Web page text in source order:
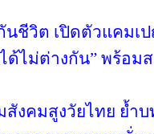
ชีวิต เปิดตัวแคมเป
ด้ไม่ต่างกัน” พร้อ
งคมสูงวัยไทย ย้ำ